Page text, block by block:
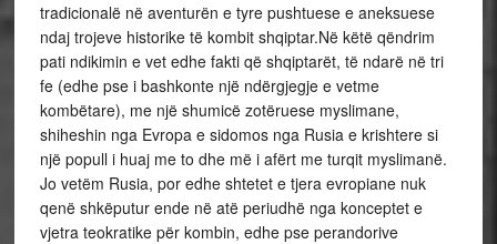
tradicionalë në aventurën e tyre pushtuese e aneksuese
ndaj trojeve historike të kombit shqiptar.Në këtë qëndrim
pati ndikimin e vet edhe fakti që shqiptarët, të ndarë në tri
fe (edhe pse i bashkonte një ndërgjegje e vetme
kombëtare), me një shumicë zotëruese myslimane,
shiheshin nga Evropa e sidomos nga Rusia e krishtere si
një popull i huaj me to dhe më i afërt me turqit myslimanë.
Jo vetëm Rusia, por edhe shtetet e tjera evropiane nuk
qenë shkëputur ende në atë periudhë nga konceptet e
vjetra teokratike për kombin, edhe pse perandorive